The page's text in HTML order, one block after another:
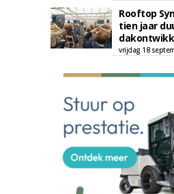
Rooftop
tien jaar
vrijdag 18